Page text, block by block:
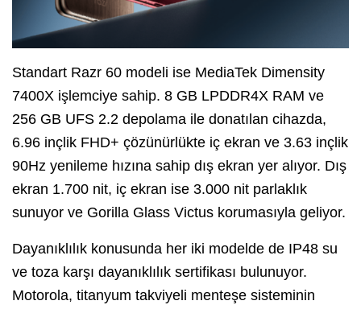
Standart Razr 60 modeli ise MediaTek Dimensity
7400X işlemciye sahip. 8 GB LPDDR4X RAM ve
256 GB UFS 2.2 depolama ile donatılan cihazda,
6.96 inçlik FHD+ çözünürlükte iç ekran ve 3.63 inçlik
90Hz yenileme hızına sahip dış ekran yer alıyor. Dış
ekran 1.700 nit, iç ekran ise 3.000 nit parlaklık
sunuyor ve Gorilla Glass Victus korumasıyla geliyor.
Dayanıklılık konusunda her iki modelde de IP48 su
ve toza karşı dayanıklılık sertifikası bulunuyor.
Motorola, titanyum takviyeli menteşe sisteminin